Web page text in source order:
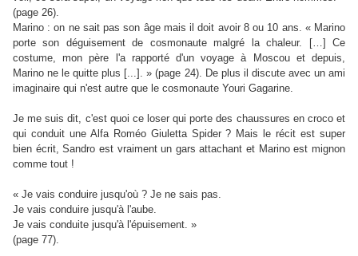
(page 26).
Marino : on ne sait pas son âge mais il doit avoir 8 ou 10 ans. « Marino
porte son déguisement de cosmonaute malgré la chaleur. […] Ce
costume, mon père l'a rapporté d'un voyage à Moscou et depuis,
Marino ne le quitte plus [...]. » (page 24). De plus il discute avec un ami
imaginaire qui n'est autre que le cosmonaute Youri Gagarine.
Je me suis dit, c'est quoi ce loser qui porte des chaussures en croco et
qui conduit une Alfa Roméo Giuletta Spider ? Mais le récit est super
bien écrit, Sandro est vraiment un gars attachant et Marino est mignon
comme tout !
« Je vais conduire jusqu'où ? Je ne sais pas.
Je vais conduire jusqu'à l'aube.
Je vais conduite jusqu'à l'épuisement. »
(page 77).